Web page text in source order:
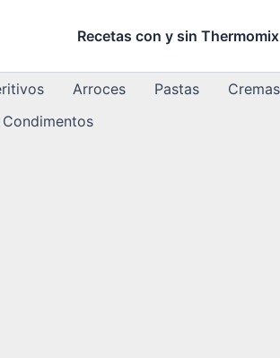
Recetas con y sin Thermomix
Arroces Pastas Cremas
Condimentos